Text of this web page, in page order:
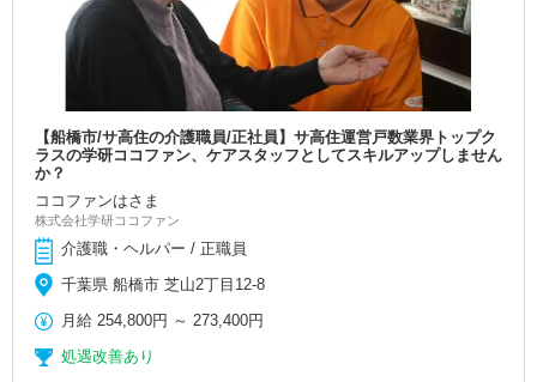
【船橋市/サ高住の介護職員/正社員】サ高住運営戸数業界トップク
ラスの学研ココファン、ケアスタッフとしてスキルアップしません
か？
ココファンはさま
株式会社学研ココファン
介護職・ヘルパー / 正職員
千葉県 船橋市 芝山2丁目12-8
月給 254,800円 ～273,400円
処遇改善あり